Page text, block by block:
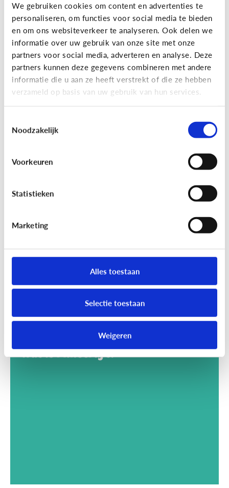
We gebruiken cookies om content en advertenties te
personaliseren, om functies voor social media te bieden
en om ons websiteverkeer te analyseren. Ook delen we
informatie over uw gebruik van onze site met onze
partners voor social media, adverteren en analyse. Deze
partners kunnen deze gegevens combineren met andere
informatie die u aan ze heeft verstrekt of die ze hebben
verzameld op basis van uw gebruik van hun services.
Noodzakelijk
Voorkeuren
Statistieken
Marketing
Alles toestaan
Selectie toestaan
Weigeren
Wat is Fall Guys?
Gaming
[Video] Gamet mijn kind teveel?
Wat is Minecraft?